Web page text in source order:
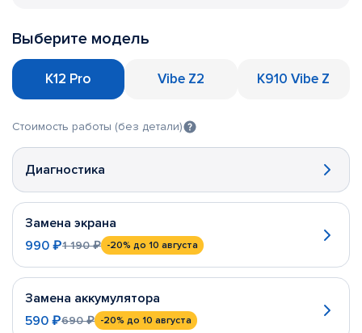
Выберите модель
K12 Pro Vibe Z2 K910 Vibe Z
Стоимость работы (без детали)
Диагностика
Замена экрана
990 ₽1 190 ₽ -20% до 10 августа
Замена аккумулятора
590 ₽690 ₽ -20% до 10 августа